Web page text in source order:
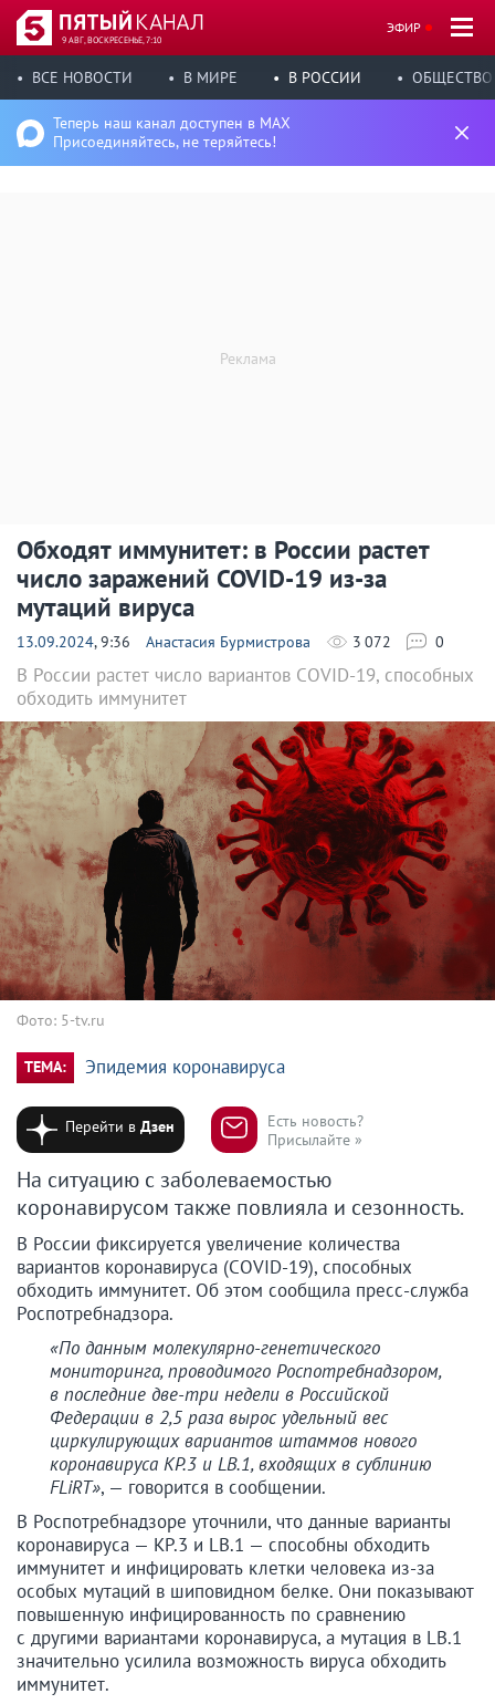
9 АВГ, ВОСКРЕСЕНЬЕ, 7:10
ЭФИР
ВСЕ НОВОСТИ В МИРЕ В РОССИИ ОБЩЕСТВО
Теперь наш канал доступен в MAX
Присоединяйтесь, не теряйтесь!
Обходят иммунитет: в России растет
число заражений COVID-19 из-за
мутаций вируса
13.09.2024, 9:36 Анастасия Бурмистрова 3 072 0
В России растет число вариантов COVID-19, способных
обходить иммунитет
Фото: 5-tv.ru
ТЕМА: Эпидемия коронавируса
Перейти вДзен
Есть новость?
Присылайте »
На ситуацию с заболеваемостью
коронавирусом также повлияла и сезонность.
В России фиксируется увеличение количества
вариантов коронавируса (COVID-19), способных
обходить иммунитет. Об этом сообщила пресс-служба
Роспотребнадзора.
«По данным молекулярно-генетического
мониторинга, проводимого Роспотребнадзором,
в последние две-три недели в Российской
Федерации в 2,5 раза вырос удельный вес
циркулирующих вариантов штаммов нового
коронавируса KP.3 и LB.1, входящих в сублинию
FLiRT», — говорится в сообщении.
В Роспотребнадзоре уточнили, что данные варианты
коронавируса — KP.3 и LB.1 — способны обходить
иммунитет и инфицировать клетки человека из-за
особых мутаций в шиповидном белке. Они показывают
повышенную инфицированность по сравнению
с другими вариантами коронавируса, а мутация в LB.1
значительно усилила возможность вируса обходить
иммунитет.